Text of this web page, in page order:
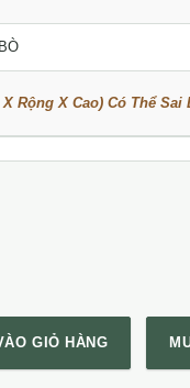
Rộng X Cao) Có Thể Sai
CLT15 số lượng
GIỎ HÀNG